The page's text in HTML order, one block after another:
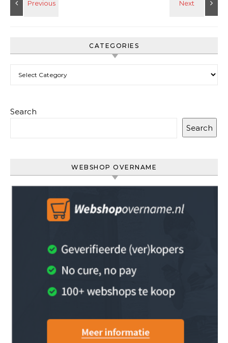
CATEGORIES
Search
Search
WEBSHOP OVERNAME